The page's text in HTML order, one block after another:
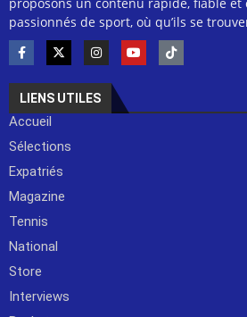
passionnés de sport, où qu’ils se
LIENS UTILES
Accueil
Sélections
Expatriés
Magazine
Tennis
National
Store
Interviews